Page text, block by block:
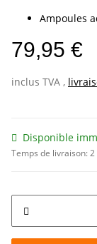
Ampoules
79,95 €
inclus TVA ,
Disponible
Temps de livraison:2